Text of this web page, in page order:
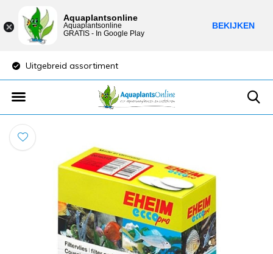
Uitgebreid assortiment
Aquaplantsonline
Aquaplantsonline
GRATIS - In Google Play
BEKIJKEN